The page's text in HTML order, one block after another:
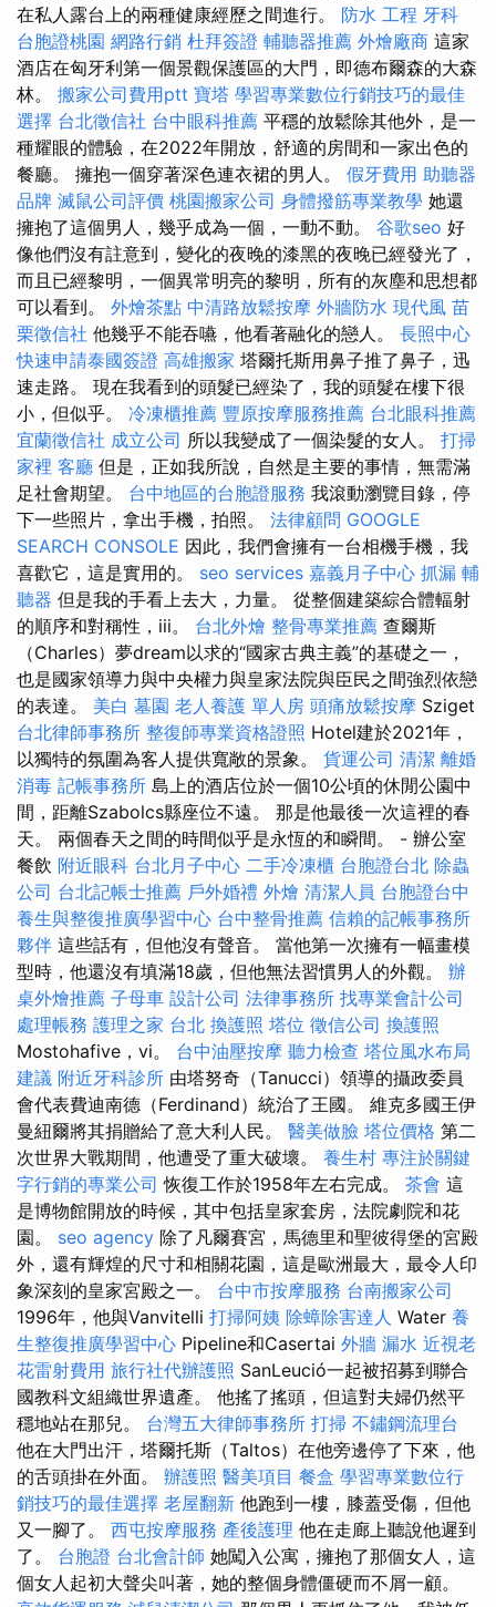
在私人露台上的兩種健康經歷之間進行。 防水 工程 牙科
台胞證桃園 網路行銷 杜拜簽證 輔聽器推薦 外燴廠商 這家
酒店在匈牙利第一個景觀保護區的大門，即德布爾森的大森
林。 搬家公司費用ptt 寶塔 學習專業數位行銷技巧的最佳
選擇 台北徵信社 台中眼科推薦 平穩的放鬆除其他外，是一
種耀眼的體驗，在2022年開放，舒適的房間和一家出色的
餐廳。 擁抱一個穿著深色連衣裙的男人。 假牙費用 助聽器
品牌 滅鼠公司評價 桃園搬家公司 身體撥筋專業教學 她還
擁抱了這個男人，幾乎成為一個，一動不動。 谷歌seo 好
像他們沒有註意到，變化的夜晚的漆黑的夜晚已經發光了，
而且已經黎明，一個異常明亮的黎明，所有的灰塵和思想都
可以看到。 外燴茶點 中清路放鬆按摩 外牆防水 現代風 苗
栗徵信社 他幾乎不能吞嚥，他看著融化的戀人。 長照中心
快速申請泰國簽證 高雄搬家 塔爾托斯用鼻子推了鼻子，迅
速走路。 現在我看到的頭髮已經染了，我的頭髮在樓下很
小，但似乎。 冷凍櫃推薦 豐原按摩服務推薦 台北眼科推薦
宜蘭徵信社 成立公司 所以我變成了一個染髮的女人。 打掃
家裡 客廳 但是，正如我所說，自然是主要的事情，無需滿
足社會期望。 台中地區的台胞證服務 我滾動瀏覽目錄，停
下一些照片，拿出手機，拍照。 法律顧問 GOOGLE
SEARCH CONSOLE 因此，我們會擁有一台相機手機，我
喜歡它，這是實用的。 seo services 嘉義月子中心 抓漏 輔
聽器 但是我的手看上去大，力量。 從整個建築綜合體輻射
的順序和對稱性，iii。 台北外燴 整骨專業推薦 查爾斯
（Charles）夢dream以求的“國家古典主義”的基礎之一，
也是國家領導力與中央權力與皇家法院與臣民之間強烈依戀
的表達。 美白 墓園 老人養護 單人房 頭痛放鬆按摩 Sziget
台北律師事務所 整復師專業資格證照 Hotel建於2021年，
以獨特的氛圍為客人提供寬敞的景象。 貨運公司 清潔 離婚
消毒 記帳事務所 島上的酒店位於一個10公頃的休閒公園中
間，距離Szabolcs縣座位不遠。 那是他最後一次這裡的春
天。 兩個春天之間的時間似乎是永恆的和瞬間。 - 辦公室
餐飲 附近眼科 台北月子中心 二手冷凍櫃 台胞證台北 除蟲
公司 台北記帳士推薦 戶外婚禮 外燴 清潔人員 台胞證台中
養生與整復推廣學習中心 台中整骨推薦 信賴的記帳事務所
夥伴 這些話有，但他沒有聲音。 當他第一次擁有一幅畫模
型時，他還沒有填滿18歲，但他無法習慣男人的外觀。 辦
桌外燴推薦 子母車 設計公司 法律事務所 找專業會計公司
處理帳務 護理之家 台北 換護照 塔位 徵信公司 換護照
Mostohafive，vi。 台中油壓按摩 聽力檢查 塔位風水布局
建議 附近牙科診所 由塔努奇（Tanucci）領導的攝政委員
會代表費迪南德（Ferdinand）統治了王國。 維克多國王伊
曼紐爾將其捐贈給了意大利人民。 醫美做臉 塔位價格 第二
次世界大戰期間，他遭受了重大破壞。 養生村 專注於關鍵
字行銷的專業公司 恢復工作於1958年左右完成。 茶會 這
是博物館開放的時候，其中包括皇家套房，法院劇院和花
園。 seo agency 除了凡爾賽宮，馬德里和聖彼得堡的宮殿
外，還有輝煌的尺寸和相關花園，這是歐洲最大，最令人印
象深刻的皇家宮殿之一。 台中市按摩服務 台南搬家公司
1996年，他與Vanvitelli 打掃阿姨 除蟑除害達人 Water 養
生整復推廣學習中心 Pipeline和Casertai 外牆 漏水 近視老
花雷射費用 旅行社代辦護照 SanLeució一起被招募到聯合
國教科文組織世界遺產。 他搖了搖頭，但這對夫婦仍然平
穩地站在那兒。 台灣五大律師事務所 打掃 不鏽鋼流理台
他在大門出汗，塔爾托斯（Taltos）在他旁邊停了下來，他
的舌頭掛在外面。 辦護照 醫美項目 餐盒 學習專業數位行
銷技巧的最佳選擇 老屋翻新 他跑到一樓，膝蓋受傷，但他
又一腳了。 西屯按摩服務 產後護理 他在走廊上聽說他遲到
了。 台胞證 台北會計師 她闖入公寓，擁抱了那個女人，這
個女人起初大聲尖叫著，她的整個身體僵硬而不屑一顧。